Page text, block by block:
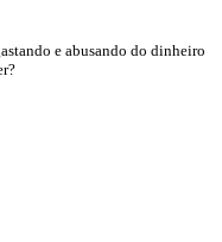
e abusando do dinheiro